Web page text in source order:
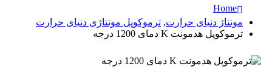
Home
مونتاژ دنیای حرارت, ترموکوپل مونتاژی دنیای حرارت
ترموکوپل هدمونت K دمای 1200 درجه